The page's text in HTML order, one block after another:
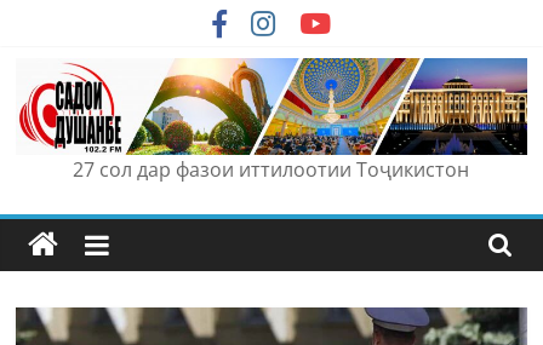
content
27 сол дар фазои иттилоотии Тоҷикистон